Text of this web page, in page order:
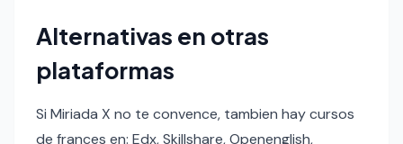
Alternativas en otras
plataformas
Si Miriada X no te convence, tambien hay cursos
de frances en: Edx, Skillshare, Openenglish,